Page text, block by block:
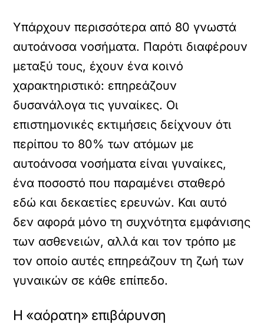
Υπάρχουν περισσότερα από 80 γνωστά
αυτοάνοσα νοσήματα. Παρότι διαφέρουν
μεταξύ τους, έχουν ένα κοινό
χαρακτηριστικό: επηρεάζουν
δυσανάλογα τις γυναίκες. Οι
επιστημονικές εκτιμήσεις δείχνουν ότι
περίπου το 80% των ατόμων με
αυτοάνοσα νοσήματα είναι γυναίκες,
ένα ποσοστό που παραμένει σταθερό
εδώ και δεκαετίες ερευνών. Και αυτό
δεν αφορά μόνο τη συχνότητα εμφάνισης
των ασθενειών, αλλά και τον τρόπο με
τον οποίο αυτές επηρεάζουν τη ζωή των
γυναικών σε κάθε επίπεδο.
Η «αόρατη» επιβάρυνση